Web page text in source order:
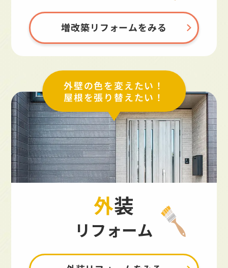
増改築リフォームをみる
外壁の色を変えたい！
屋根を張り替えたい！
外装
リフォーム